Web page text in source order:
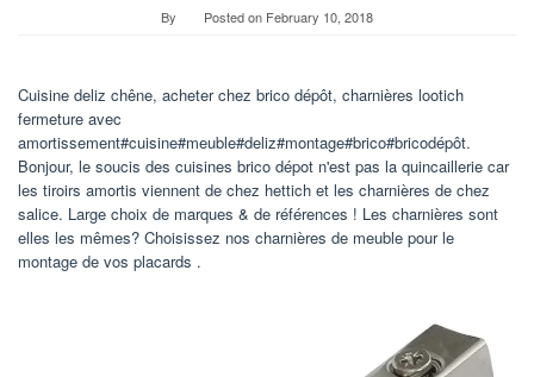
By Posted on February 10, 2018
Cuisine deliz chêne, acheter chez brico dépôt, charnières lootich
fermeture avec
amortissement#cuisine#meuble#deliz#montage#brico#bricodépôt.
Bonjour, le soucis des cuisines brico dépot n'est pas la quincaillerie car
les tiroirs amortis viennent de chez hettich et les charnières de chez
salice. Large choix de marques & de références ! Les charnières sont
elles les mêmes? Choisissez nos charnières de meuble pour le
montage de vos placards .